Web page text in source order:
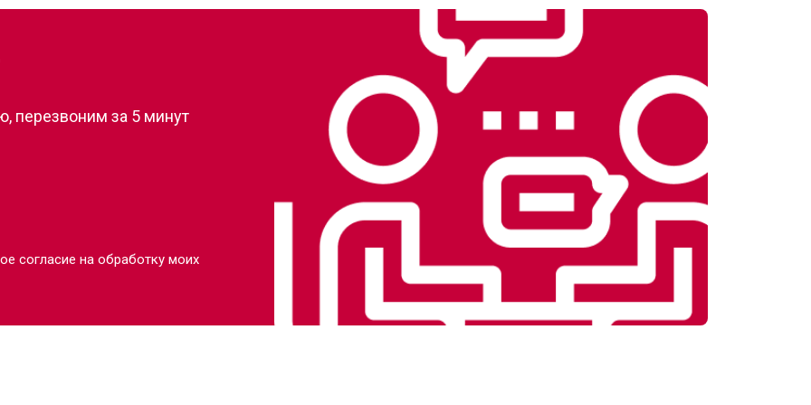
от 90 мин от 5800 ₽ Заказать
от 4500 ₽ Заказать
Заказать
от 130 мин от 4800 ₽ Заказать
перезвоним за 5 минут
согласие на обработку моих